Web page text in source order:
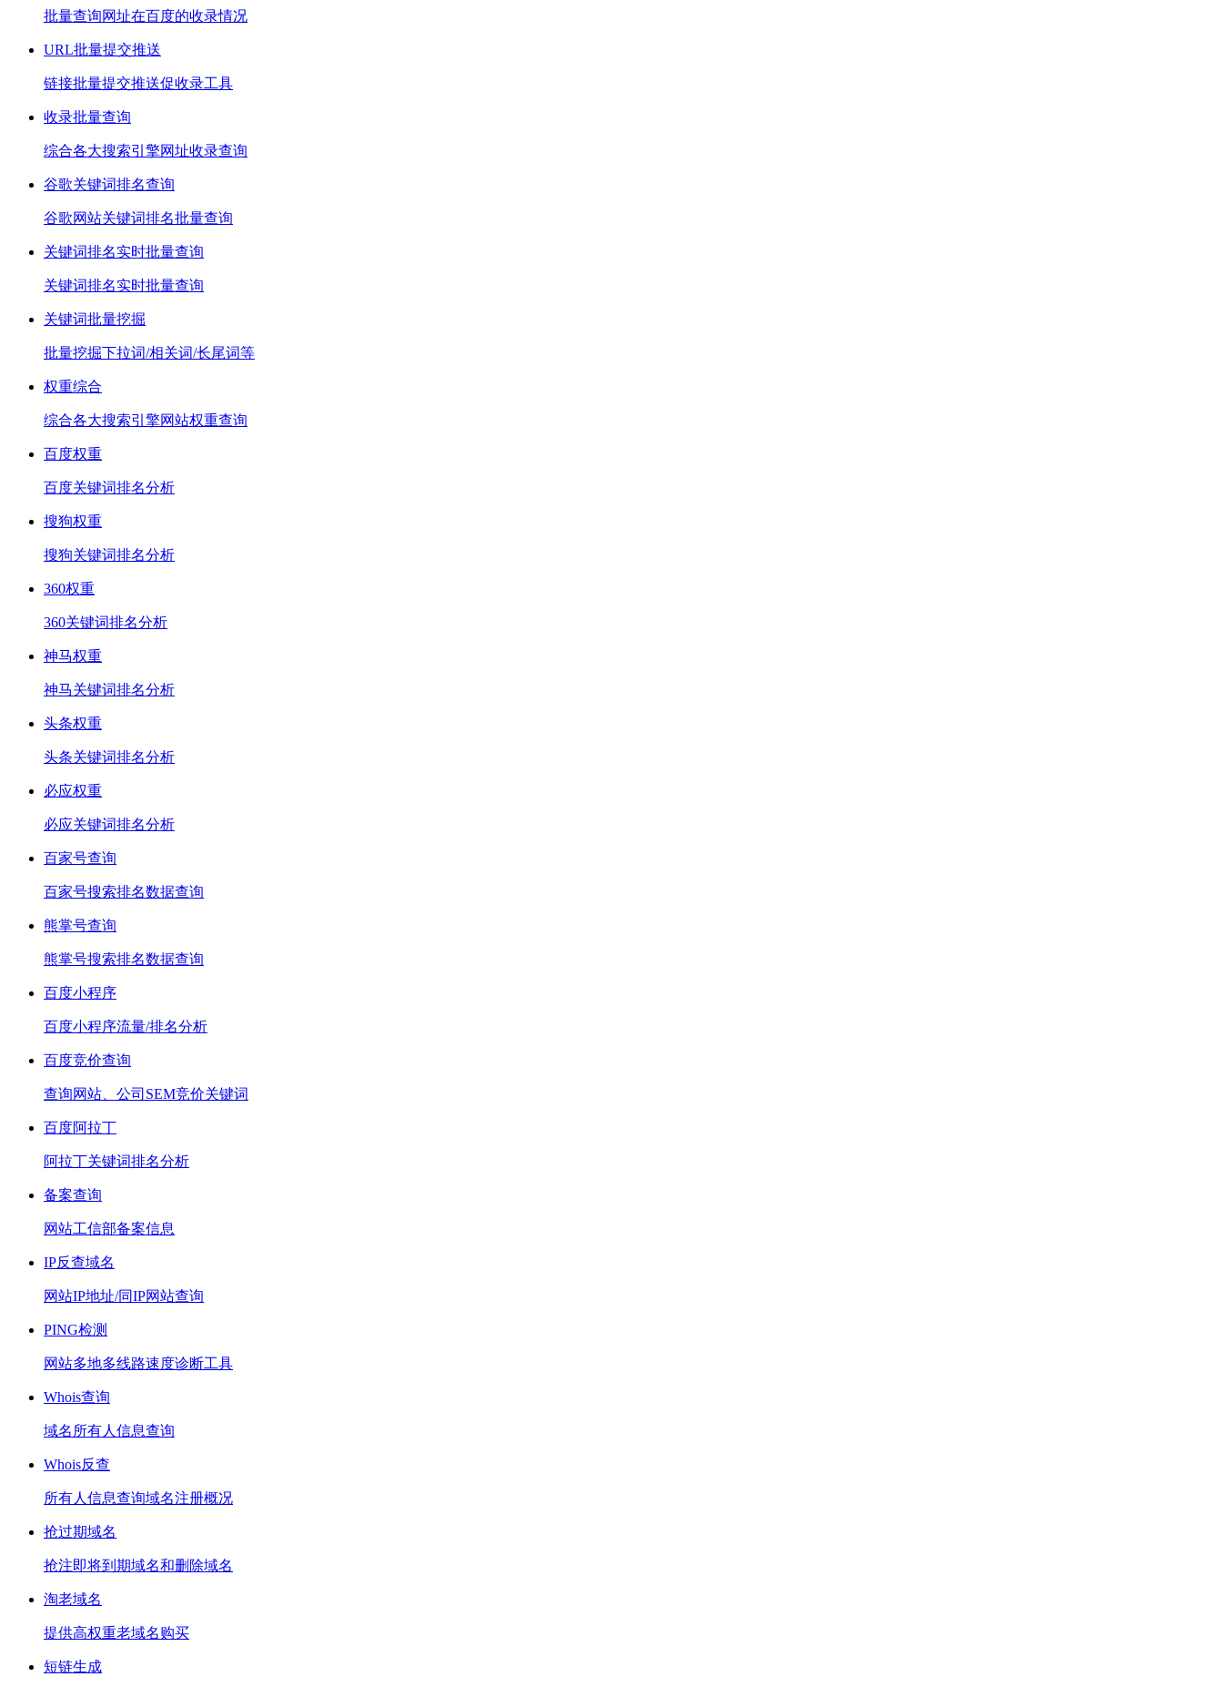
批量查询网址在百度的收录情况
URL批量提交推送
链接批量提交推送促收录工具
收录批量查询
综合各大搜索引擎网址收录查询
谷歌关键词排名查询
谷歌网站关键词排名批量查询
关键词排名实时批量查询
关键词排名实时批量查询
关键词批量挖掘
批量挖掘下拉词/相关词/长尾词等
权重综合
综合各大搜索引擎网站权重查询
百度权重
百度关键词排名分析
搜狗权重
搜狗关键词排名分析
360权重
360关键词排名分析
神马权重
神马关键词排名分析
头条权重
头条关键词排名分析
必应权重
必应关键词排名分析
百家号查询
百家号搜索排名数据查询
熊掌号查询
熊掌号搜索排名数据查询
百度小程序
百度小程序流量/排名分析
百度竞价查询
查询网站、公司SEM竞价关键词
百度阿拉丁
阿拉丁关键词排名分析
备案查询
网站工信部备案信息
IP反查域名
网站IP地址/同IP网站查询
PING检测
网站多地多线路速度诊断工具
Whois查询
域名所有人信息查询
Whois反查
所有人信息查询域名注册概况
抢过期域名
抢注即将到期域名和删除域名
淘老域名
提供高权重老域名购买
短链生成